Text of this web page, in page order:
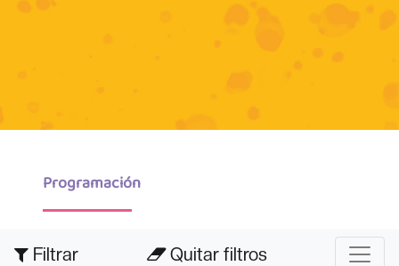
Programación
Filtrar Quitar filtros